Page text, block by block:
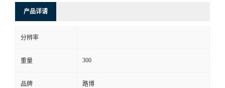
系
产品详请
分辨率
重量 300
品牌 路博